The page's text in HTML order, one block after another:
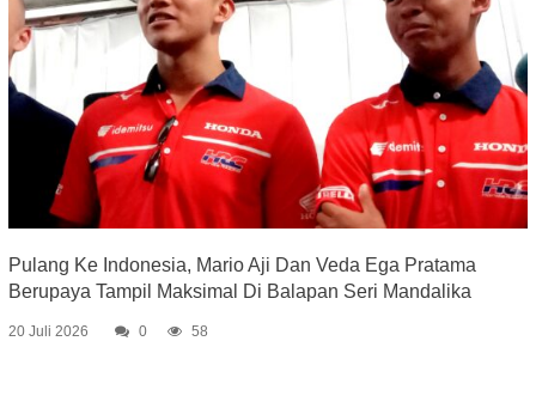
Pulang Ke Indonesia, Mario Aji Dan Veda Ega Pratama
Berupaya Tampil Maksimal Di Balapan Seri Mandalika
20 Juli 2026 0 58